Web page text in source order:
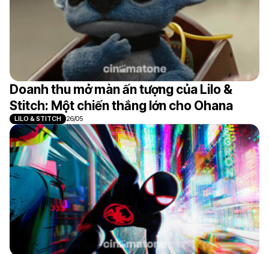
Doanh thu mở màn ấn tượng của Lilo &
Stitch: Một chiến thắng lớn cho Ohana
LILO & STITCH 26/05